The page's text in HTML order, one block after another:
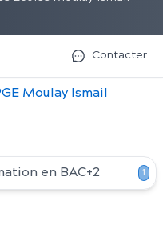
Contacter
Moulay Ismail
en BAC+2 1